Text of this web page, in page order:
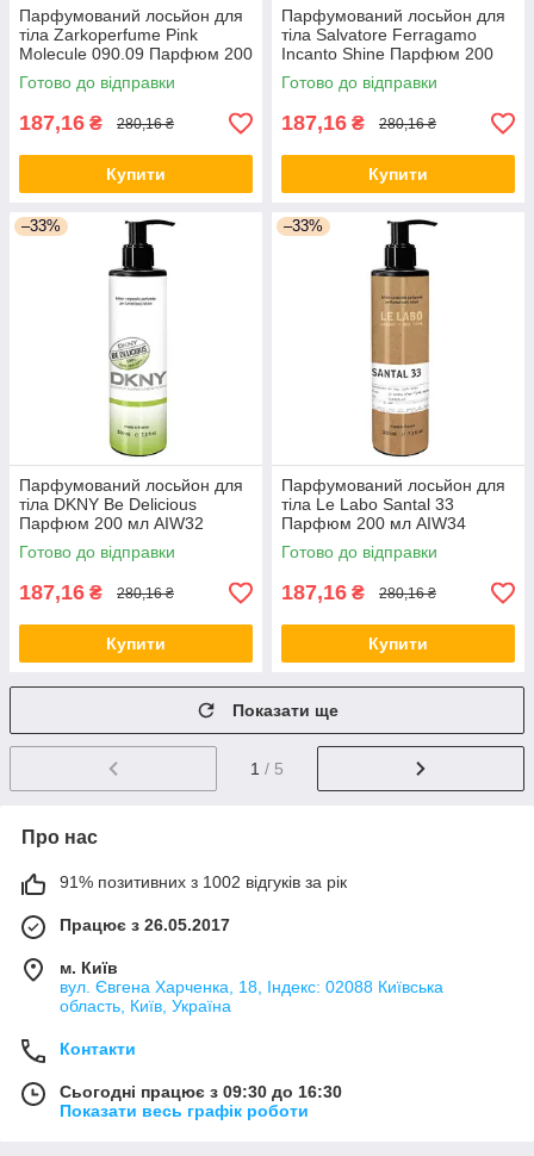
Парфумований лосьйон для
тіла Zarkoperfume Pink
Molecule 090.09 Парфюм 200
мл AIW28
Готово до відправки
187,16 ₴ 280,16 ₴
Купити
Парфумований лосьйон для
тіла Salvatore Ferragamo
Incanto Shine Парфюм 200
мл AIW29
Готово до відправки
187,16 ₴ 280,16 ₴
Купити
–33%
Парфумований лосьйон для
тіла DKNY Be Delicious
Парфюм 200 мл AIW32
Готово до відправки
187,16 ₴ 280,16 ₴
Купити
–33%
Парфумований лосьйон для
тіла Le Labo Santal 33
Парфюм 200 мл AIW34
Готово до відправки
187,16 ₴ 280,16 ₴
Купити
Показати ще
1 / 5
Про нас
91% позитивних з 1002 відгуків за рік
Працює з 26.05.2017
м. Київ
вул. Євгена Харченка, 18, Індекс: 02088 Київська
область, Київ, Україна
Контакти
Сьогодні працює з 09:30 до 16:30
Показати весь графік роботи